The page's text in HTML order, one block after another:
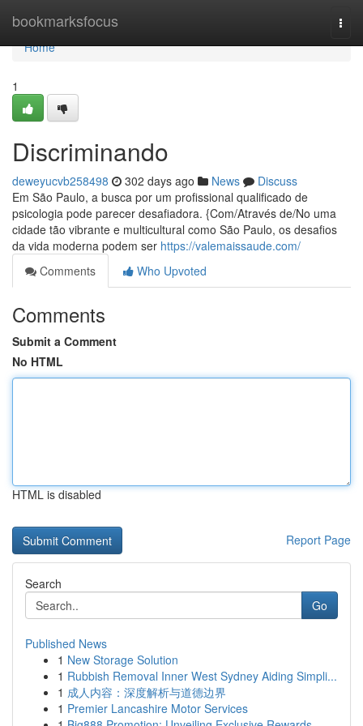
bookmarksfocus
Home
Home
1
Discriminando
deweyucvb258498 302 days ago News
Discuss
Em São Paulo, a busca por um profissional qualificado de
psicologia pode parecer desafiadora. {Com/Através de/No uma
cidade tão vibrante e multicultural como São Paulo, os desafios
da vida moderna podem ser https://valemaissaude.com/
Comments
Who Upvoted
Comments
Submit a Comment
No HTML
HTML is disabled
Report Page
Search
Go
Published News
1 New Storage Solution
1 Rubbish Removal Inner West Sydney Aiding Simpli...
1 成人内容：深度解析与道德边界
1 Premier Lancashire Motor Services